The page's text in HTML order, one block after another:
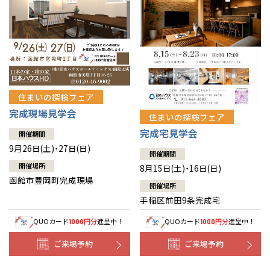
住まいの探検フェア
完成現場見学会
開催期間
9月26日(土)・27日(日)
開催場所
函館市豊岡町完成現場
QUOカード1000円分進呈中！
ご来場予約
住まいの探検フェア
完成宅見学会
開催期間
8月15日(土)・16日(日)
開催場所
手稲区前田9条完成宅
QUOカード1000円分進呈中！
ご来場予約